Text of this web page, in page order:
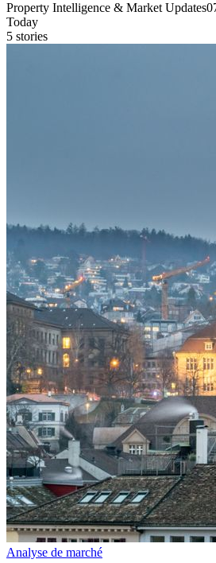
Property Intelligence & Market Updates
Today
5 stories
Analyse de marché